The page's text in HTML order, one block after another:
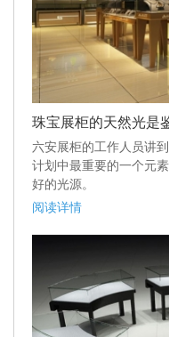
珠宝展柜的天然光是
六安展柜的工作人员讲
计划中最重要的一个元
好的光源。
阅读详情